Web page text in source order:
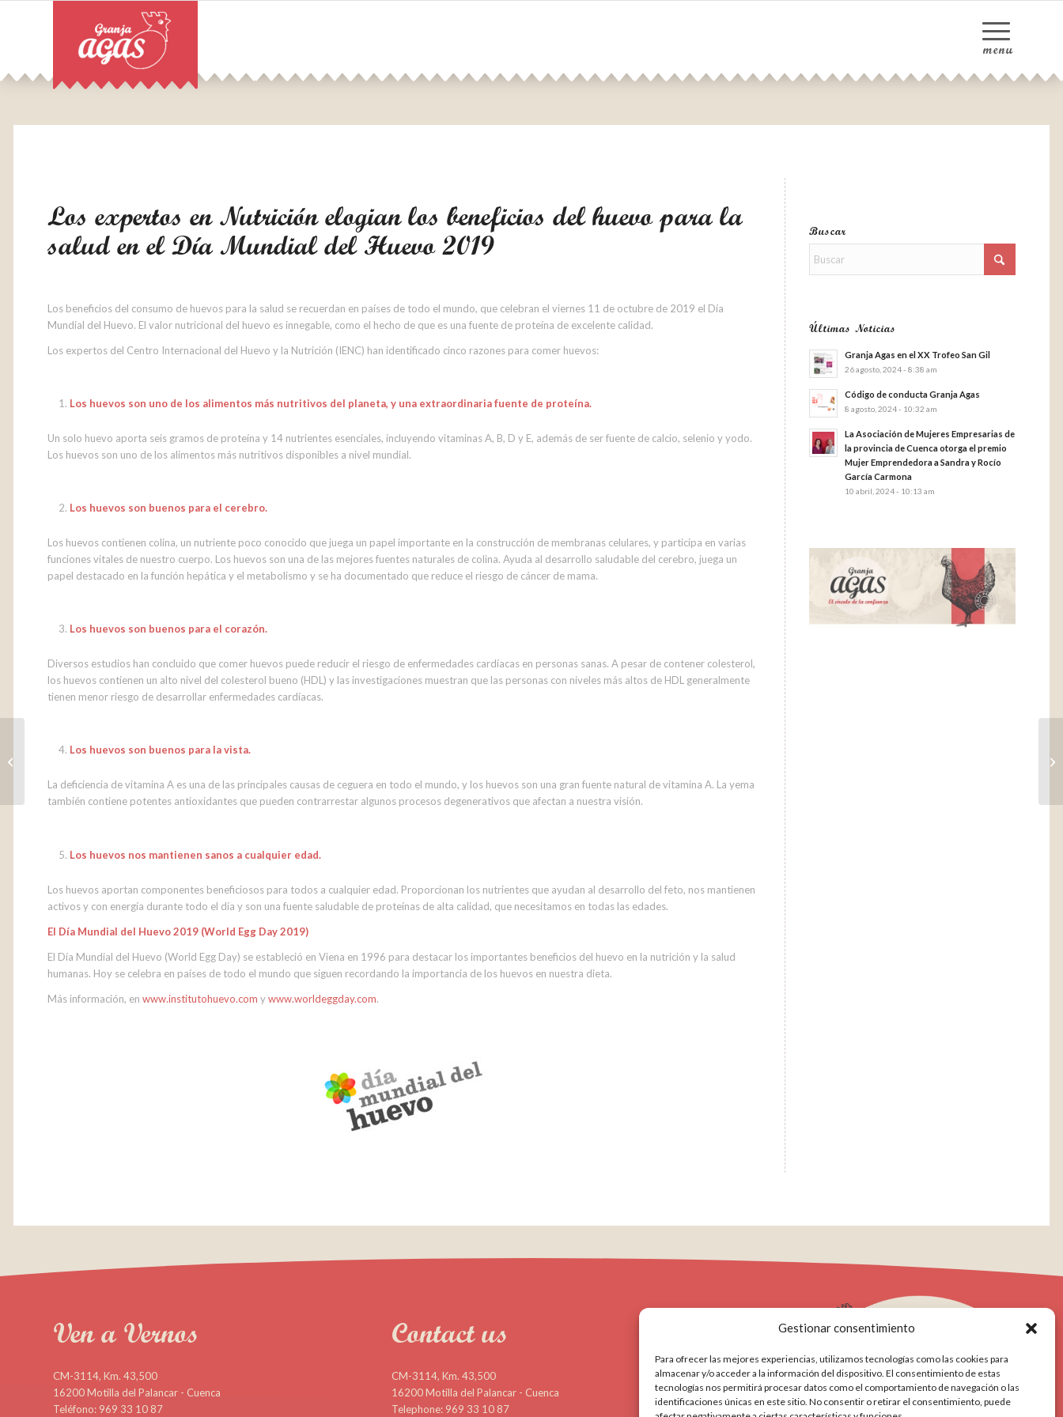
Gestionar consentimiento
Para ofrecer las mejores experiencias, utilizamos tecnologías como las cookies para
almacenar y/o acceder a la información del dispositivo. El consentimiento de estas
tecnologías nos permitirá procesar datos como el comportamiento de navegación o las
identificaciones únicas en este sitio. No consentir o retirar el consentimiento, puede
Los expertos en Nutrición elogian los beneficios del huevo para la
salud en el Día Mundial del Huevo 2019
Los beneficios del consumo de huevos para la salud se recuerdan en países de todo el mundo, que celebran el viernes 11 de octubre de 2019 el Día
Mundial del Huevo. El valor nutricional del huevo es innegable, como el hecho de que es una fuente de proteína de excelente calidad.
Los expertos del Centro Internacional del Huevo y la Nutrición (IENC) han identificado cinco razones para comer huevos:
Los huevos son uno de los alimentos más nutritivos del planeta, y una extraordinaria fuente de proteína.
Un solo huevo aporta seis gramos de proteína y 14 nutrientes esenciales, incluyendo vitaminas A, B, D y E, además de ser fuente de calcio, selenio y yodo.
Los huevos son uno de los alimentos más nutritivos disponibles a nivel mundial.
Los huevos son buenos para el cerebro.
Los huevos contienen colina, un nutriente poco conocido que juega un papel importante en la construcción de membranas celulares, y participa en varias
funciones vitales de nuestro cuerpo. Los huevos son una de las mejores fuentes naturales de colina. Ayuda al desarrollo saludable del cerebro, juega un
papel destacado en la función hepática y el metabolismo y se ha documentado que reduce el riesgo de cáncer de mama.
Los huevos son buenos para el corazón.
Diversos estudios han concluido que comer huevos puede reducir el riesgo de enfermedades cardíacas en personas sanas. A pesar de contener colesterol,
los huevos contienen un alto nivel del colesterol bueno (HDL) y las investigaciones muestran que las personas con niveles más altos de HDL generalmente
tienen menor riesgo de desarrollar enfermedades cardíacas.
Los huevos son buenos para la vista.
La deficiencia de vitamina A es una de las principales causas de ceguera en todo el mundo, y los huevos son una gran fuente natural de vitamina A. La yema
también contiene potentes antioxidantes que pueden contrarrestar algunos procesos degenerativos que afectan a nuestra visión.
Los huevos nos mantienen sanos a cualquier edad.
Los huevos aportan componentes beneficiosos para todos a cualquier edad. Proporcionan los nutrientes que ayudan al desarrollo del feto, nos mantienen
activos y con energía durante todo el día y son una fuente saludable de proteínas de alta calidad, que necesitamos en todas las edades.
El Día Mundial del Huevo 2019 (World Egg Day 2019)
El Día Mundial del Huevo (World Egg Day) se estableció en Viena en 1996 para destacar los importantes beneficios del huevo en la nutrición y la salud
humanas. Hoy se celebra en países de todo el mundo que siguen recordando la importancia de los huevos en nuestra dieta.
Más información, en www.institutohuevo.com ywww.worldeggday.com.
Buscar
Últimas Noticias
Granja Agas en el XX Trofeo San Gil
26 agosto, 2024 - 8:38 am
Código de conducta Granja Agas
8 agosto, 2024 - 10:32 am
La Asociación de Mujeres Empresarias de
la provincia de Cuenca otorga el premio
Mujer Emprendedora a Sandra y Rocío
García Carmona
10 abril, 2024 - 10:13 am
Ven a Vernos
CM-3114, Km. 43,500
16200 Motilla del Palancar - Cuenca
Teléfono: 969 33 10 87
Contact us
CM-3114, Km. 43,500
16200 Motilla del Palancar - Cuenca
Telephone: 969 33 10 87
actualidad con
Ambiental